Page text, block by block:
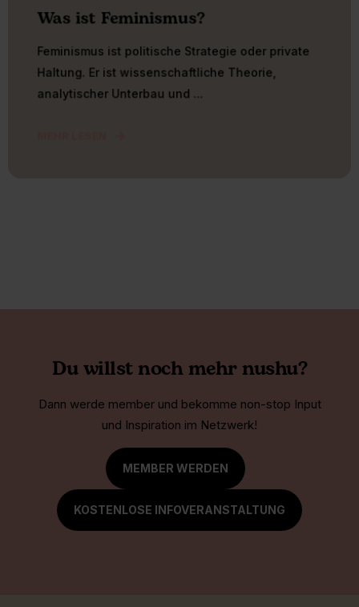
Was ist Feminismus?
Feminismus ist politische Strategie oder private
Haltung. Er ist wissenschaftliche Theorie,
analytischer Unterbau und ...
Du willst noch mehr nushu?
Dann werde member und bekomme non-stop Input
und Inspiration im Netzwerk!
MEMBER WERDEN
KOSTENLOSE INFOVERANSTALTUNG